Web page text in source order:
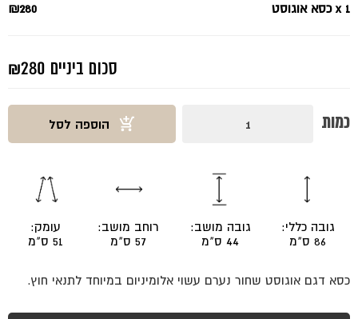
x 1כסא אוגוסט ₪280
סכום ביניים ₪280
כמות הוספה לסל
גובה כללי:
86 ס"מ
גובה מושב:
44 ס"מ
רוחב מושב:
57 ס"מ
עומק:
51 ס"מ
כסא דגם אוגוסט שחור נערם עשוי אלומיניום במיוחד לתנאי חוץ.